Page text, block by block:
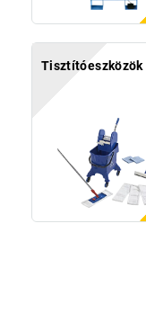
Tisztítóeszközök